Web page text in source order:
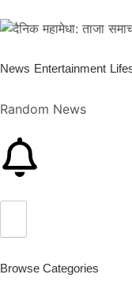
News Entertainment
Random News
Browse Categories